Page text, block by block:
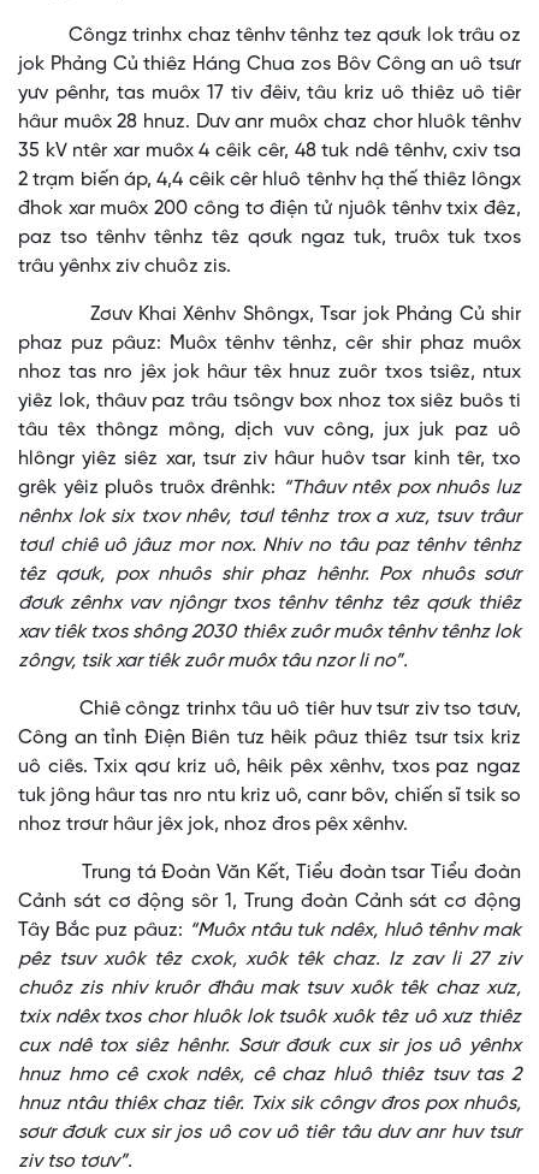
Côngz trinhx chaz tênhv tênhz tez qơưk lok trâu oz
jok Phảng Củ thiêz Háng Chua zos Bôv Công an uô tsưr
yưv pênhr, tas muôx 17 tiv đêiv, tâu kriz uô thiêz uô tiêr
hâur muôx 28 hnuz. Dưv anr muôx chaz chor hluôk tênhv
35 kV ntêr xar muôx 4 cêik cêr, 48 tuk ndê tênhv, cxiv tsa
2 trạm biến áp, 4,4 cêik cêr hluô tênhv hạ thế thiêz lôngx
đhok xar muôx 200 công tơ điện tử njuôk tênhv txix đêz,
paz tso tênhv tênhz têz qơưk ngaz tuk, truôx tuk txos
trâu yênhx ziv chuôz zis.
Zơưv Khai Xênhv Shôngx, Tsar jok Phảng Củ shir
phaz puz pâuz: Muôx tênhv tênhz, cêr shir phaz muôx
nhoz tas nro jêx jok hâur têx hnuz zuôr txos tsiêz, ntux
yiêz lok, thâuv paz trâu tsôngv box nhoz tox siêz buôs ti
tâu têx thôngz mông, dịch vuv công, jux juk paz uô
hlôngr yiêz siêz xar, tsưr ziv hâur huôv tsar kinh têr, txo
grêk yêiz pluôs truôx đrênhk: “Thâuv ntêx pox nhuôs luz
nênhx lok six txov nhêv, tơưl tênhz trox a xưz, tsuv trâur
tơưl chiê uô jâuz mor nox. Nhiv no tâu paz tênhv tênhz
têz qơưk, pox nhuôs shir phaz hênhr. Pox nhuôs sơưr
đơưk zênhx vav njôngr txos tênhv tênhz têz qơưk thiêz
xav tiêk txos shông 2030 thiêx zuôr muôx tênhv tênhz lok
zôngv, tsik xar tiêk zuôr muôx tâu nzor li no”.
Chiê côngz trinhx tâu uô tiêr huv tsưr ziv tso tơưv,
Công an tỉnh Điện Biên tưz hêik pâuz thiêz tsưr tsix kriz
uô ciês. Txix qơư kriz uô, hêik pêx xênhv, txos paz ngaz
tuk jông hâur tas nro ntu kriz uô, canr bôv, chiến sĩ tsik so
nhoz trơưr hâur jêx jok, nhoz đros pêx xênhv.
Trung tá Đoàn Văn Kết, Tiểu đoàn tsar Tiểu đoàn
Cảnh sát cơ động sôr 1, Trung đoàn Cảnh sát cơ động
Tây Bắc puz pâuz: “Muôx ntâu tuk ndêx, hluô tênhv mak
pêz tsuv xuôk têz cxok, xuôk têk chaz. Iz zav li 27 ziv
chuôz zis nhiv kruôr đhâu mak tsuv xuôk têk chaz xưz,
txix ndêx txos chor hluôk lok tsuôk xuôk têz uô xưz thiêz
cux ndê tox siêz hênhr. Sơưr đơưk cux sir jos uô yênhx
hnuz hmo cê cxok ndêx, cê chaz hluô thiêz tsuv tas 2
hnuz ntâu thiêx chaz tiêr. Txix sik côngv đros pox nhuôs,
sơưr đơưk cux sir jos uô cov uô tiêr tâu dưv anr huv tsưr
ziv tso tơưv”.